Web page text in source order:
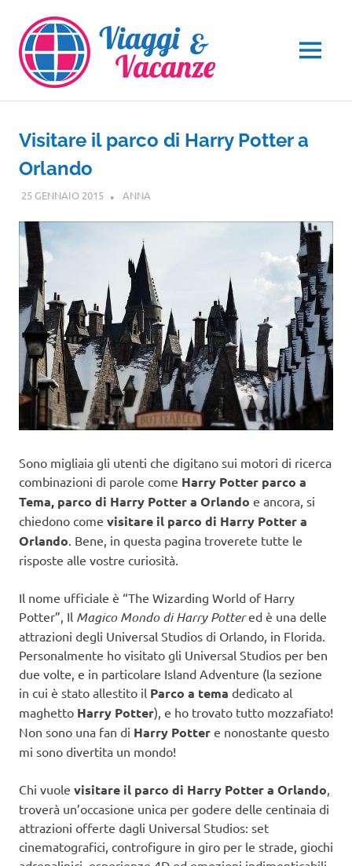
contenuto
MENU
Visitare il parco di Harry Potter a
Orlando
25 GENNAIO 2015 ANNA
Sono migliaia gli utenti che digitano sui motori di ricerca
combinazioni di parole come Harry Potter parco a
Tema, parco di Harry Potter a Orlando e ancora, si
chiedono come visitare il parco di Harry Potter a
Orlando. Bene, in questa pagina troverete tutte le
risposte alle vostre curiosità.
Il nome ufficiale è “The Wizarding World of Harry
Potter”, Il Magico Mondo di Harry Pottered è una delle
attrazioni degli Universal Studios di Orlando, in Florida.
Personalmente ho visitato gli Universal Studios per ben
due volte, e in particolare Island Adventure (la sezione
in cui è stato allestito il Parco a tema dedicato al
maghetto Harry Potter), e ho trovato tutto mozzafiato!
Non sono una fan di Harry Potter e nonostante questo
mi sono divertita un mondo!
Chi vuole visitare il parco di Harry Potter a Orlando,
troverà un’occasione unica per godere delle centinaia di
attrazioni offerte dagli Universal Studios: set
cinematografici, controfigure in giro per le strade, giochi